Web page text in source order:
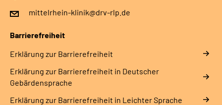
mittelrhein-klinik@drv-rlp.de
Barrierefreiheit
Erklärung zur Barrierefreiheit
Erklärung zur Barrierefreiheit in Deutscher
Gebärdensprache
Erklärung zur Barrierefreiheit in Leichter Sprache